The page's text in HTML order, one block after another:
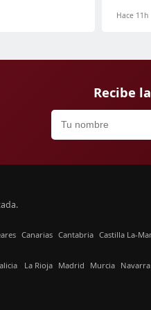
Hace 11h
Recibe
Canarias Cantabria Castilla La-
La Rioja Madrid Murcia Navarra